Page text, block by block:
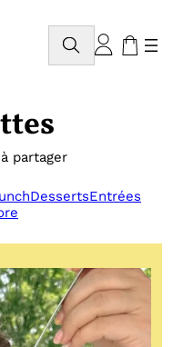
Rechercher
partager
DessertsEntrées